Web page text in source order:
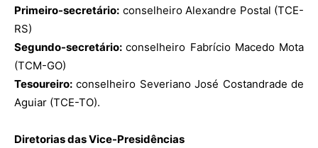
Primeiro-secretário: conselheiro Alexandre Postal (TCE-
RS)
Segundo-secretário:conselheiro Fabrício Macedo Mota
(TCM-GO)
Tesoureiro: conselheiro Severiano José Costandrade de
Aguiar (TCE-TO).
Diretorias das Vice-Presidências